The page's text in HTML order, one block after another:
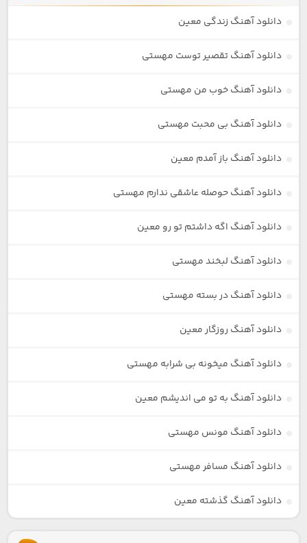
دانلود آهنگ زندگی معین
دانلود آهنگ تقصیر توست مهستی
دانلود آهنگ خوب من مهستی
دانلود آهنگ بی محبت مهستی
دانلود آهنگ باز آمدم معین
دانلود آهنگ حوصله عاشقی ندارم مهستی
دانلود آهنگ اگه داشتم تو رو معین
دانلود آهنگ لبخند مهستی
دانلود آهنگ در بسته مهستی
دانلود آهنگ روزگار معین
دانلود آهنگ میخونه بی شرابه مهستی
دانلود آهنگ به تو می اندیشم معین
دانلود آهنگ مونس مهستی
دانلود آهنگ مسافر مهستی
دانلود آهنگ گذشته معین